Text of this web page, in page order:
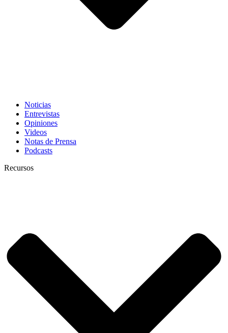
Noticias
Entrevistas
Opiniones
Videos
Notas de Prensa
Podcasts
Recursos